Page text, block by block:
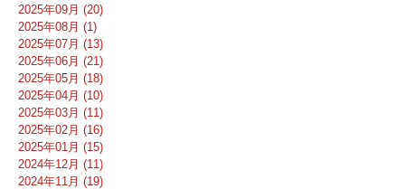
2025年09月 (20)
2025年08月 (1)
2025年07月 (13)
2025年06月 (21)
2025年05月 (18)
2025年04月 (10)
2025年03月 (11)
2025年02月 (16)
2025年01月 (15)
2024年12月 (11)
2024年11月 (19)